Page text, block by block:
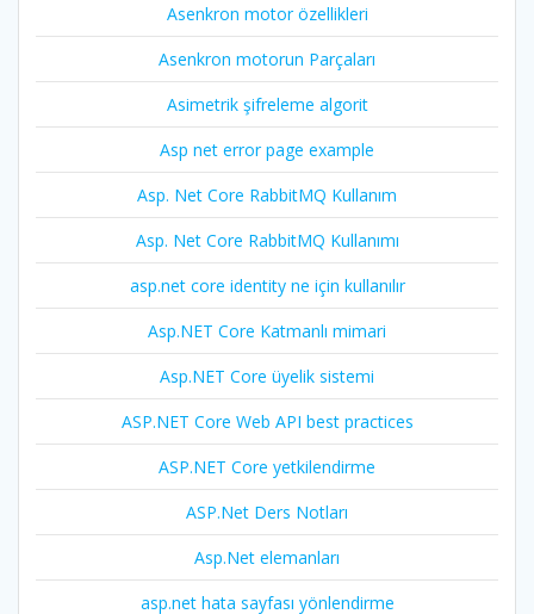
Asenkron motor özellikleri
Asenkron motorun Parçaları
Asimetrik şifreleme algorit
Asp net error page example
Asp. Net Core RabbitMQ Kullanım
Asp. Net Core RabbitMQ Kullanımı
asp.net core identity ne için kullanılır
Asp.NET Core Katmanlı mimari
Asp.NET Core üyelik sistemi
ASP.NET Core Web API best practices
ASP.NET Core yetkilendirme
ASP.Net Ders Notları
Asp.Net elemanları
asp.net hata sayfası yönlendirme